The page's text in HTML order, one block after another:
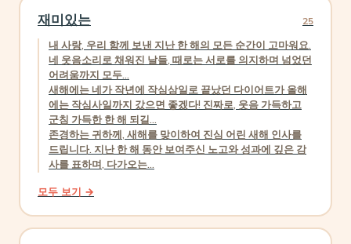
재미있는 25
내 사랑, 우리 함께 보낸 지난 한 해의 모든 순간이 고마워요.
네 웃음소리로 채워진 날들, 때로는 서로를 의지하며 넘었던
어려움까지 모두...
새해에는 네가 작년에 작심삼일로 끝났던 다이어트가 올해
에는 작심사일까지 갔으면 좋겠다! 진짜로, 웃음 가득하고
군침 가득한 한 해 되길...
존경하는 귀하께, 새해를 맞이하여 진심 어린 새해 인사를
드립니다. 지난 한 해 동안 보여주신 노고와 성과에 깊은 감
사를 표하며, 다가오는...
모두 보기 →